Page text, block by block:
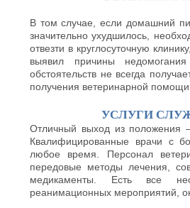
В том случае, если домашний
значительно ухудшилось,
отвезти в круглосуточную
выявил причины
обстоятельств не всегда
получения ветеринарной помощи.
УСЛУГИ
Отличный выход из положения
Квалифицированные врачи с
любое время. Персонал
передовые методы лечения,
медикаменты. Есть все
реанимационных мероприятий,